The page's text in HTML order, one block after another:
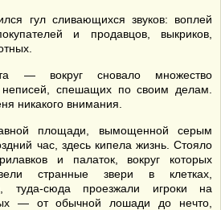
гул сливающихся звуков: воплей
и продавцов, выкриков,
— вокруг сновало множество
неписей, спешащих по своим делам.
никакого внимания.
площади, вымощенной серым
час, здесь кипела жизнь. Стояло
и палаток, вокруг которых
странные звери в клетках,
туда-сюда проезжали игроки на
— от обычной лошади до нечто,